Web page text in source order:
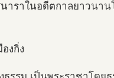
าราในอดีตกาลยาวนาน
งกิ่ง